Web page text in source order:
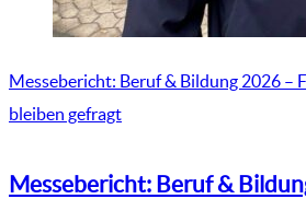
Messebericht: Beruf & Bildung 2026 –
bleiben gefragt
Messebericht: Beruf &